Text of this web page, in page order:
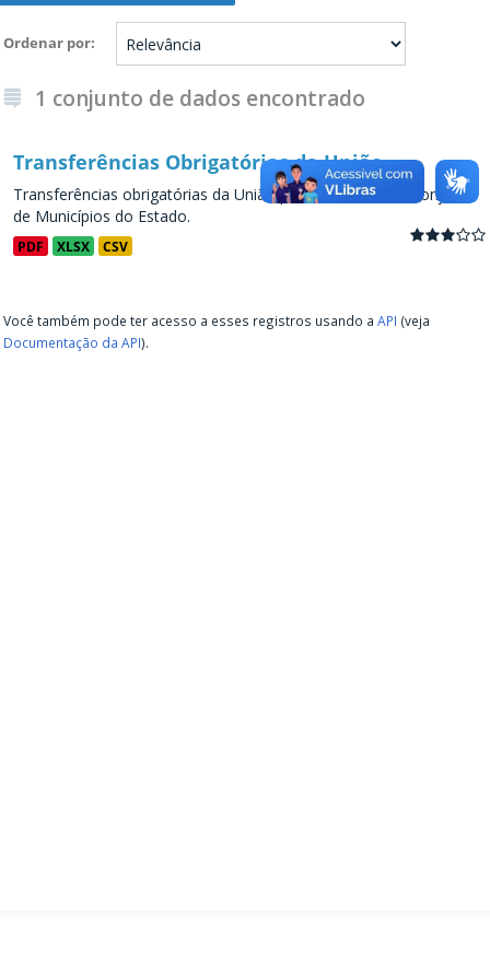
Ordenar por
1 conjunto de dados encontrado
Transferências Obrigatórias da União
Transferências obrigatórias da União para os Estados e conjunto
de Municípios do Estado.
PDF XLSX CSV
Você também pode ter acesso a esses registros usando a API (veja
Documentação da API).